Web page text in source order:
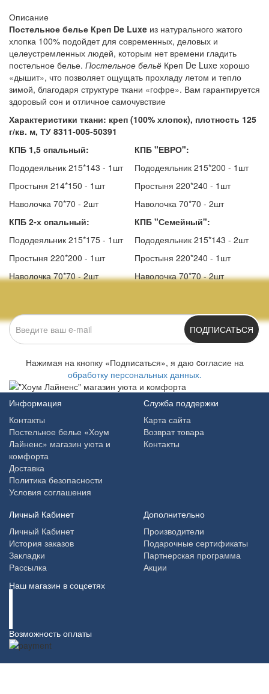
Описание
Постельное белье Креп De Luxe из натурального жатого
хлопка 100% подойдет для современных, деловых и
целеустремленных людей, которым нет времени гладить
постельное белье. Постельное бельё Креп De Luxe хорошо
«дышит», что позволяет ощущать прохладу летом и тепло
зимой, благодаря структуре ткани «гофре». Вам гарантируется
здоровый сон и отличное самочувствие
Характеристики ткани: креп (100% хлопок), плотность 125
г/кв. м, ТУ 8311-005-50391
КПБ 1,5 спальный:
Пододеяльник 215*143 - 1шт
Простыня 214*150 - 1шт
Наволочка 70*70 - 2шт
КПБ "ЕВРО":
Пододеяльник 215*200 - 1шт
Простыня 220*240 - 1шт
Наволочка 70*70 - 2шт
КПБ 2-х спальный:
Пододеяльник 215*175 - 1шт
Простыня 220*200 - 1шт
Наволочка 70*70 - 2шт
КПБ "Семейный":
Пододеяльник 215*143 - 2шт
Простыня 220*240 - 1шт
Наволочка 70*70 - 2шт
ПОДПИСАТЬСЯ
Нажимая на кнопку «Подписаться», я даю cогласие на
обработку персональных данных.
Информация
Контакты
Постельное белье «Хоум
Лайненс» магазин уюта и
комфорта
Доставка
Политика безопасности
Условия соглашения
Служба поддержки
Карта сайта
Возврат товара
Контакты
Личный Кабинет
Личный Кабинет
История заказов
Закладки
Рассылка
Дополнительно
Производители
Подарочные сертификаты
Партнерская программа
Акции
Наш магазин в соцсетях
Возможность оплаты